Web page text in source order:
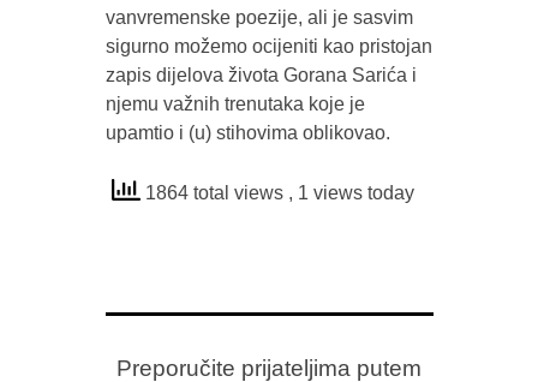
vanvremenske poezije, ali je sasvim
sigurno možemo ocijeniti kao pristojan
zapis dijelova života Gorana Sarića i
njemu važnih trenutaka koje je
upamtio i (u) stihovima oblikovao.
1864 total views , 1 views today
Preporučite prijateljima putem